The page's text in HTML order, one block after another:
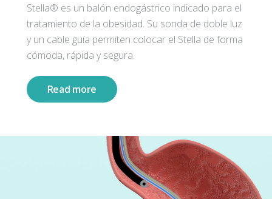
Stella® es un balón endogástrico indicado para el
tratamiento de la obesidad. Su sonda de doble luz
y un cable guía permiten colocar el Stella de forma
cómoda, rápida y segura.
Read more